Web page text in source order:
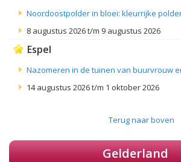
Noordoostpolder in bloei: kleurrijke
8 augustus 2026 t/m 9 augustus 2026
Espel
Nazomeren in de tuinen van buurvrouw
14 augustus 2026 t/m 1 oktober 2026
Terug naar boven
Gelderland